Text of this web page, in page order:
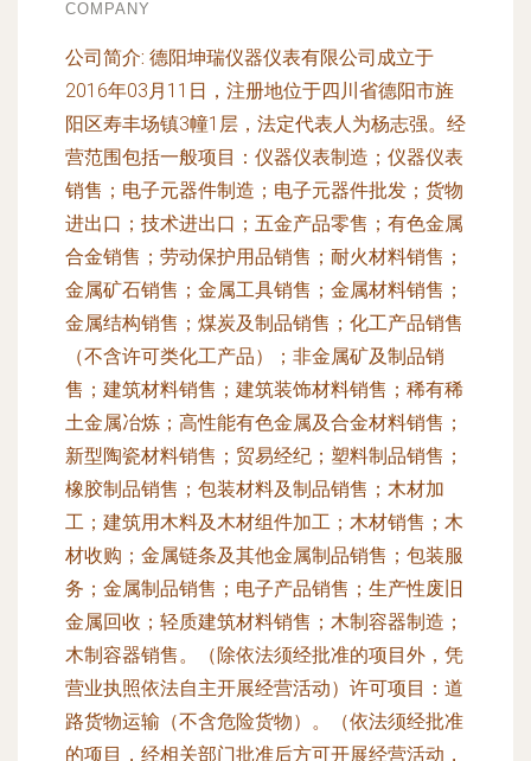
COMPANY
公司简介: 德阳坤瑞仪器仪表有限公司成立于
2016年03月11日，注册地位于四川省德阳市旌
阳区寿丰场镇3幢1层，法定代表人为杨志强。经
营范围包括一般项目：仪器仪表制造；仪器仪表
销售；电子元器件制造；电子元器件批发；货物
进出口；技术进出口；五金产品零售；有色金属
合金销售；劳动保护用品销售；耐火材料销售；
金属矿石销售；金属工具销售；金属材料销售；
金属结构销售；煤炭及制品销售；化工产品销售
（不含许可类化工产品）；非金属矿及制品销
售；建筑材料销售；建筑装饰材料销售；稀有稀
土金属冶炼；高性能有色金属及合金材料销售；
新型陶瓷材料销售；贸易经纪；塑料制品销售；
橡胶制品销售；包装材料及制品销售；木材加
工；建筑用木料及木材组件加工；木材销售；木
材收购；金属链条及其他金属制品销售；包装服
务；金属制品销售；电子产品销售；生产性废旧
金属回收；轻质建筑材料销售；木制容器制造；
木制容器销售。（除依法须经批准的项目外，凭
营业执照依法自主开展经营活动）许可项目：道
路货物运输（不含危险货物）。（依法须经批准
的项目，经相关部门批准后方可开展经营活动，